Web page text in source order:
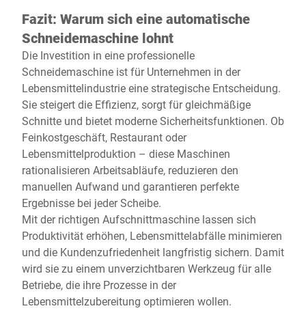
Fazit: Warum sich eine automatische
Schneidemaschine lohnt
Die Investition in eine professionelle
Schneidemaschine ist für Unternehmen in der
Lebensmittelindustrie eine strategische Entscheidung.
Sie steigert die Effizienz, sorgt für gleichmäßige
Schnitte und bietet moderne Sicherheitsfunktionen. Ob
Feinkostgeschäft, Restaurant oder
Lebensmittelproduktion – diese Maschinen
rationalisieren Arbeitsabläufe, reduzieren den
manuellen Aufwand und garantieren perfekte
Ergebnisse bei jeder Scheibe.
Mit der richtigen Aufschnittmaschine lassen sich
Produktivität erhöhen, Lebensmittelabfälle minimieren
und die Kundenzufriedenheit langfristig sichern. Damit
wird sie zu einem unverzichtbaren Werkzeug für alle
Betriebe, die ihre Prozesse in der
Lebensmittelzubereitung optimieren wollen.